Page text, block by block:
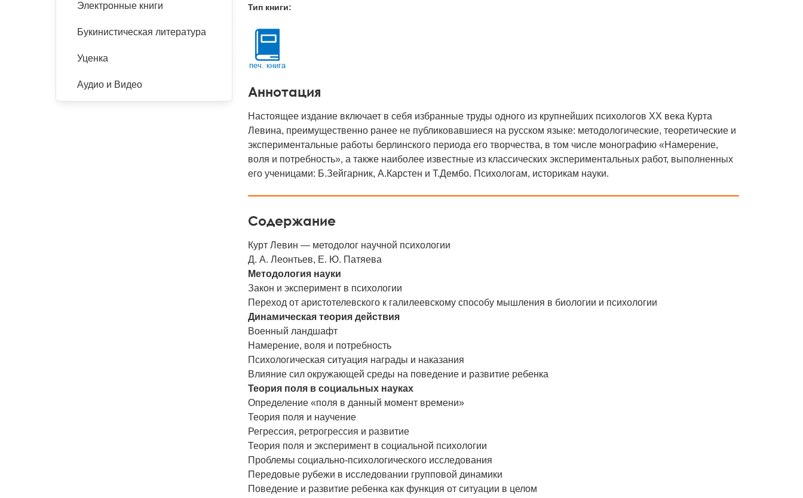
Кол-во стр
Год
Код
Тип книги:
печ. книга
Аннотация
Настоящее издание включает в себя избранные труды одного из крупнейших психологов XX века Курта
Левина, преимущественно ранее не публиковавшиеся на русском языке: методологические, теоретические и
экспериментальные работы берлинского периода его творчества, в том числе монографию «Намерение,
воля и потребность», а также наиболее известные из классических экспериментальных работ, выполненных
его ученицами: Б.Зейгарник, А.Карстен и Т.Дембо. Психологам, историкам науки.
Содержание
Курт Левин — методолог научной психологии
Д. А. Леонтьев, Е. Ю. Патяева
Методология науки
Закон и эксперимент в психологии
Переход от аристотелевского к галилеевскому способу мышления в биологии и психологии
Динамическая теория действия
Военный ландшафт
Намерение, воля и потребность
Психологическая ситуация награды и наказания
Влияние сил окружающей среды на поведение и развитие ребенка
Теория поля в социальных науках
Определение «поля в данный момент времени»
Теория поля и научение
Регрессия, ретрогрессия и развитие
Теория поля и эксперимент в социальной психологии
Проблемы социально-психологического исследования
Передовые рубежи в исследовании групповой динамики
Поведение и развитие ребенка как функция от ситуации в целом
Электронные книги
Букинистическая литература
Уценка
Аудио и Видео